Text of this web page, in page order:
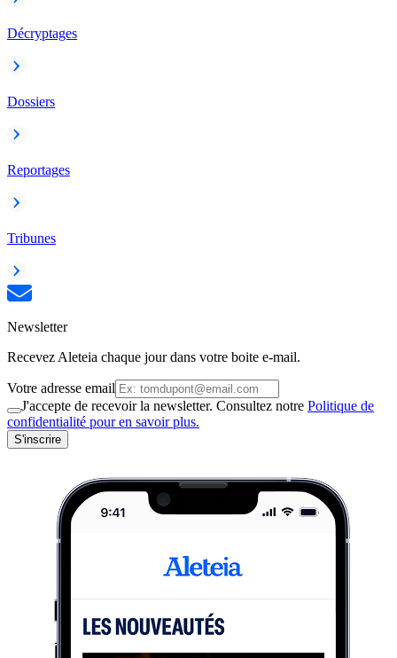
Décryptages
Dossiers
Reportages
Tribunes
Newsletter
Recevez Aleteia chaque jour dans votre boite e-mail.
Votre adresse email
J'accepte de recevoir la newsletter. Consultez notre Politique de
confidentialité pour en savoir plus.
S'inscrire